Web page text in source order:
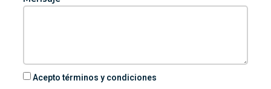
Acepto términos y condiciones